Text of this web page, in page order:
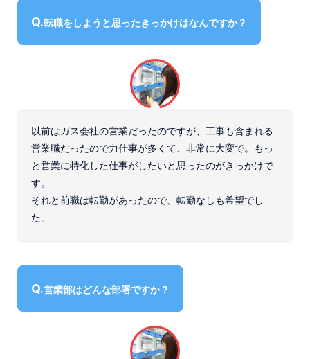
転職をしようと思ったきっかけはなんですか？
以前はガス会社の営業だったのですが、工事も含まれる
営業職だったので力仕事が多くて、非常に大変で。もっ
と営業に特化した仕事がしたいと思ったのがきっかけで
す。
それと前職は転勤があったので、転勤なしも希望でし
た。
営業部はどんな部署ですか？